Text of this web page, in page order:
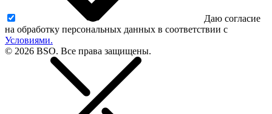
Даю согласие
на обработку персональных данных в соответствии с
Условиями.
© 2026 BSO. Все права защищены.